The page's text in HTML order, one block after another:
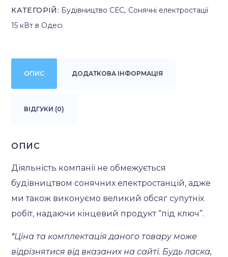
КАТЕГОРІЙ: Будівництво СЕС, Сонячні електростації
15 кВт в Одесі
ОПИС ДОДАТКОВА ІНФОРМАЦІЯ
ВІДГУКИ (0)
ОПИС
Діяльність компанії не обмежується
будівництвом сонячних електростанцій, адже
ми також виконуємо великий обсяг супутніх
робіт, надаючи кінцевий продукт “під ключ”.
*Ціна та комплектація даного товару може
відрізнятися від вказаних на сайті. Будь ласка,